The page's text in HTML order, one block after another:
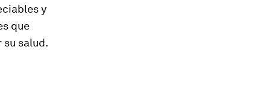
y
que
su salud.